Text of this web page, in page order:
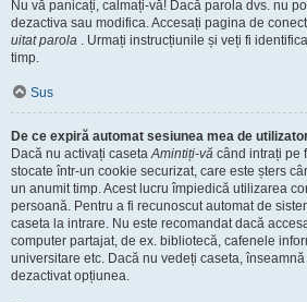
Nu vă panicați, calmați-vă! Dacă parola dvs. nu
dezactiva sau modifica. Accesați pagina de
uitat parola . Urmați instrucțiunile și veți fi
timp.
Sus
De ce expiră automat sesiunea mea de
Dacă nu activați casetaAmintiți-vă când intrați pe
stocate într-un cookie securizat, care este șters
un anumit timp. Acest lucru împiedică utilizarea
persoană. Pentru a fi recunoscut automat de
caseta la intrare. Nu este recomandat dacă
computer partajat, de ex. bibliotecă, cafenele
universitare etc. Dacă nu vedeți caseta,
dezactivat opțiunea.